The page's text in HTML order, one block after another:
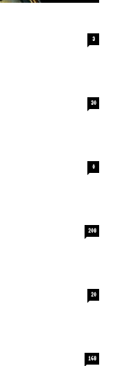
3
30
0
208
20
168